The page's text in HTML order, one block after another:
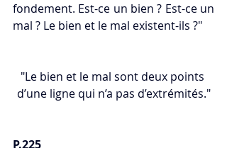
fondement. Est-ce un bien ? Est-ce un
mal ? Le bien et le mal existent-ils ?"
"Le bien et le mal sont deux points
d’une ligne qui n’a pas d’extrémités."
P.225